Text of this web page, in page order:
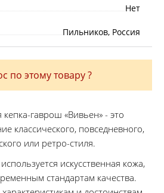
Нет
Пильников, Россия
по этому товару ?
кепка-гаврош «Вивьен» - это
классического, повседневного,
или ретро-стиля.
искусственная кожа,
стандартам качества.